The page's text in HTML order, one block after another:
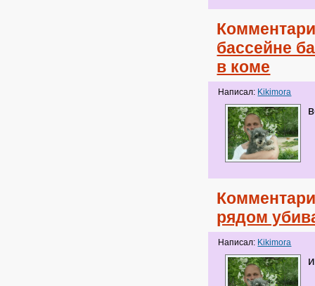
бассейне
в коме
Написал: Kikimora
рядом
Написал: Kikimora